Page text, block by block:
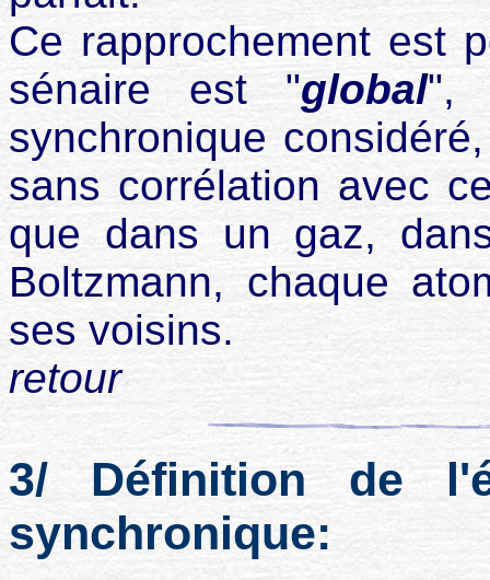
Ce rapprochement est
sénaire est "global",
synchronique
sans corrélation avec
que dans un gaz,
Boltzmann, chaque
ses voisins.
retour
3/ Définition de
synchronique: